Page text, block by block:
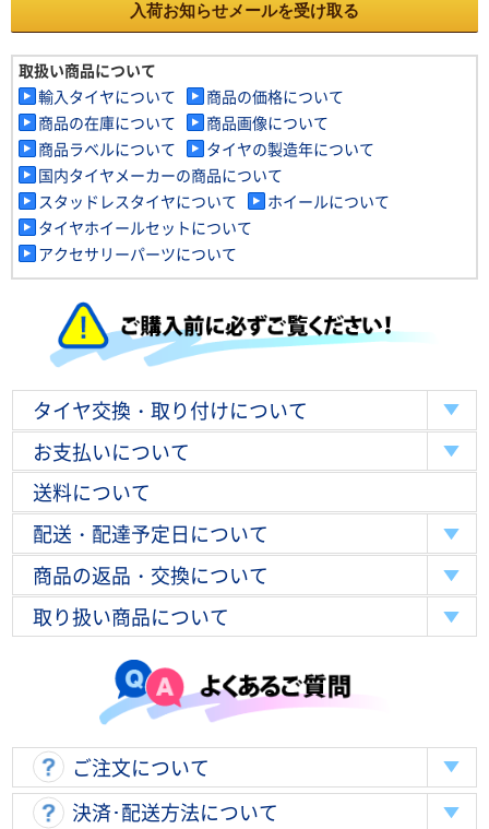
入荷お知らせメールを受け取る
取扱い商品について
輸入タイヤについて
商品の価格について
商品の在庫について
商品画像について
商品ラベルについて
タイヤの製造年について
国内タイヤメーカーの商品について
スタッドレスタイヤについて
ホイールについて
タイヤホイールセットについて
アクセサリーパーツについて
タイヤ交換・取り付けについて
お支払いについて
送料について
配送・配達予定日について
商品の返品・交換について
取り扱い商品について
ご注文について
決済･配送方法について